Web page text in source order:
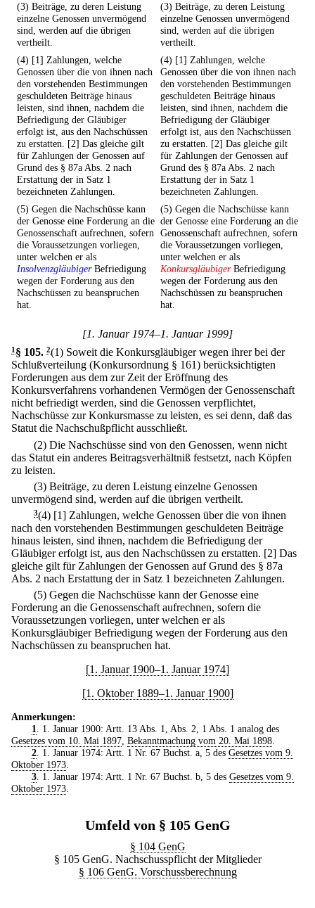
(3) Beiträge, zu deren Leistung
einzelne Genossen unvermögend
sind, werden auf die übrigen
vertheilt.
(3) Beiträge, zu deren Leistung
einzelne Genossen unvermögend
sind, werden auf die übrigen
vertheilt.
(4) [1] Zahlungen, welche
Genossen über die von ihnen nach
den vorstehenden Bestimmungen
geschuldeten Beiträge hinaus
leisten, sind ihnen, nachdem die
Befriedigung der Gläubiger
erfolgt ist, aus den Nachschüssen
zu erstatten. [2] Das gleiche gilt
für Zahlungen der Genossen auf
Grund des § 87a Abs. 2 nach
Erstattung der in Satz 1
bezeichneten Zahlungen.
(4) [1] Zahlungen, welche
Genossen über die von ihnen nach
den vorstehenden Bestimmungen
geschuldeten Beiträge hinaus
leisten, sind ihnen, nachdem die
Befriedigung der Gläubiger
erfolgt ist, aus den Nachschüssen
zu erstatten. [2] Das gleiche gilt
für Zahlungen der Genossen auf
Grund des § 87a Abs. 2 nach
Erstattung der in Satz 1
bezeichneten Zahlungen.
(5) Gegen die Nachschüsse kann
der Genosse eine Forderung an die
Genossenschaft aufrechnen, sofern
die Voraussetzungen vorliegen,
unter welchen er als
InsolvenzgläubigerBefriedigung
wegen der Forderung aus den
Nachschüssen zu beanspruchen
hat.
(5) Gegen die Nachschüsse kann
der Genosse eine Forderung an die
Genossenschaft aufrechnen, sofern
die Voraussetzungen vorliegen,
unter welchen er als
KonkursgläubigerBefriedigung
wegen der Forderung aus den
Nachschüssen zu beanspruchen
hat.
[1. Januar 1974–1. Januar 1999]
1§ 105. 2(1) Soweit die Konkursgläubiger wegen ihrer bei der
Schlußverteilung (Konkursordnung § 161) berücksichtigten
Forderungen aus dem zur Zeit der Eröffnung des
Konkursverfahrens vorhandenen Vermögen der Genossenschaft
nicht befriedigt werden, sind die Genossen verpflichtet,
Nachschüsse zur Konkursmasse zu leisten, es sei denn, daß das
Statut die Nachschußpflicht ausschließt.
(2) Die Nachschüsse sind von den Genossen, wenn nicht
das Statut ein anderes Beitragsverhältniß festsetzt, nach Köpfen
zu leisten.
(3) Beiträge, zu deren Leistung einzelne Genossen
unvermögend sind, werden auf die übrigen vertheilt.
3(4) [1] Zahlungen, welche Genossen über die von ihnen
nach den vorstehenden Bestimmungen geschuldeten Beiträge
hinaus leisten, sind ihnen, nachdem die Befriedigung der
Gläubiger erfolgt ist, aus den Nachschüssen zu erstatten. [2] Das
gleiche gilt für Zahlungen der Genossen auf Grund des § 87a
Abs. 2 nach Erstattung der in Satz 1 bezeichneten Zahlungen.
(5) Gegen die Nachschüsse kann der Genosse eine
Forderung an die Genossenschaft aufrechnen, sofern die
Voraussetzungen vorliegen, unter welchen er als
Konkursgläubiger Befriedigung wegen der Forderung aus den
Nachschüssen zu beanspruchen hat.
[1. Januar 1900–1. Januar 1974]
[1. Oktober 1889–1. Januar 1900]
Anmerkungen:
1. 1. Januar 1900: Artt. 13 Abs. 1, Abs. 2, 1 Abs. 1 analog des
Gesetzes vom 10. Mai 1897, Bekanntmachung vom 20. Mai 1898.
2. 1. Januar 1974: Artt. 1 Nr. 67 Buchst. a, 5 des Gesetzes vom 9.
Oktober 1973.
3. 1. Januar 1974: Artt. 1 Nr. 67 Buchst. b, 5 des Gesetzes vom 9.
Oktober 1973.
Umfeld von § 105 GenG
§ 104 GenG
§ 105 GenG. Nachschusspflicht der Mitglieder
§ 106 GenG. Vorschussberechnung